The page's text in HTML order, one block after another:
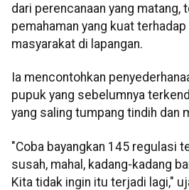
dari perencanaan yang matang,
pemahaman yang kuat
masyarakat di lapangan.
Ia mencontohkan
pupuk yang sebelumnya
yang saling tumpang tindih dan
"Coba bayangkan 145 regulasi
susah, mahal, kadang-kadang
Kita tidak ingin itu terjadi lagi,"